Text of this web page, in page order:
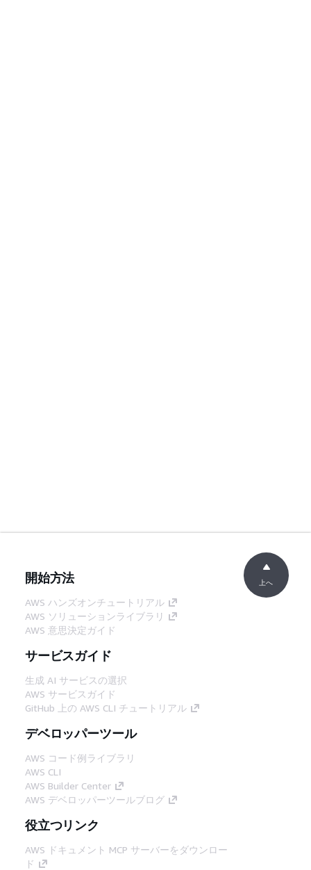
開始方法
AWS ハンズオンチュートリアル
AWS ソリューションライブラリ
AWS 意思決定ガイド
サービスガイド
生成 AI サービスの選択
AWS サービスガイド
GitHub 上の AWS CLI チュートリアル
デベロッパーツール
AWS コード例ライブラリ
AWS CLI
AWS Builder Center
AWS デベロッパーツールブログ
役立つリンク
AWS ドキュメント MCP サーバーをダウンロー
ド
上へ